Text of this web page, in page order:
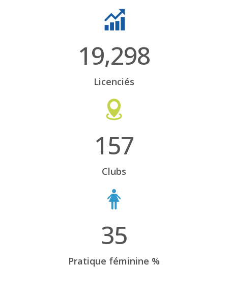
19,298
Licenciés
157
Clubs
35
Pratique féminine %